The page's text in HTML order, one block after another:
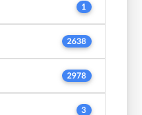
1
2638
2978
3